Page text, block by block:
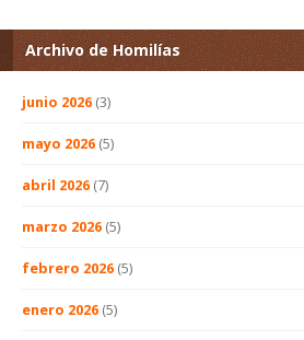
Archivo de Homilías
junio 2026 (3)
mayo 2026 (5)
abril 2026 (7)
marzo 2026 (5)
febrero 2026 (5)
enero 2026 (5)